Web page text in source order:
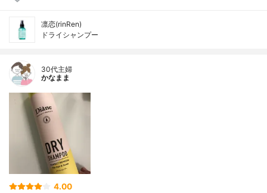
凛恋(rinRen)
ドライシャンプー
30代主婦
かなまま
4.00